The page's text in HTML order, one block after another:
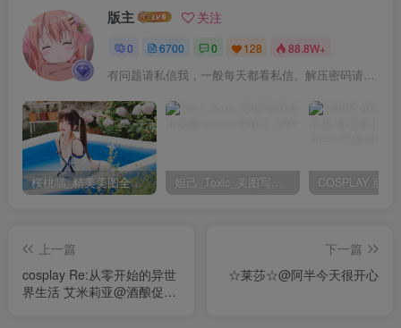
版主 关注
0 6700 0 128 88.8W+
有问题请私信我，一般每天都看私信。解压密码请一律以下载按钮旁边的为准！
桜桃喵_精美美图全部写真作品合集|持续更新 妲己_Toxic_美图写真作品套图
上一篇
cosplay Re:从零开始的异世
界生活 艾米莉亚@酒酿促织
下一篇
☆莱莎☆@阿半今天很开心